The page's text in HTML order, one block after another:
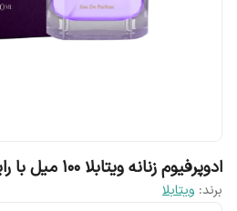
ادوپرفیوم زنانه ویتابلا ۱۰۰ میل با رایحه ECLAT
برند: ویتابلا